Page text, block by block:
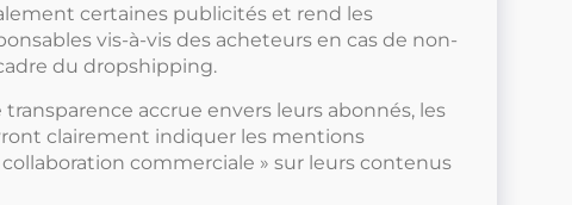
certaines publicités et rend les
vis-à-vis des acheteurs en cas de non-
du dropshipping.
transparence accrue envers leurs abonnés, les
clairement indiquer les mentions
collaboration commerciale » sur leurs contenus